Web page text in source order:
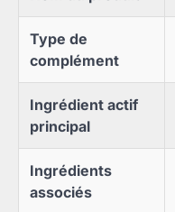
Type de
complément
Ingrédient actif
principal
Ingrédients
associés